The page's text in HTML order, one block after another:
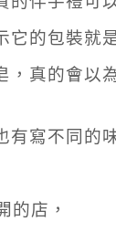
它的包裝就
，真的會以
有寫不同的
的店，